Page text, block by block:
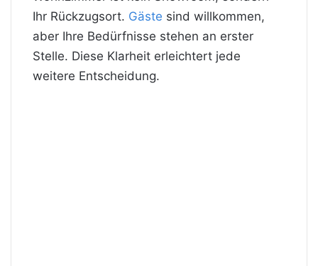
Ihr Rückzugsort. Gäste sind willkommen,
aber Ihre Bedürfnisse stehen an erster
Stelle. Diese Klarheit erleichtert jede
weitere Entscheidung.